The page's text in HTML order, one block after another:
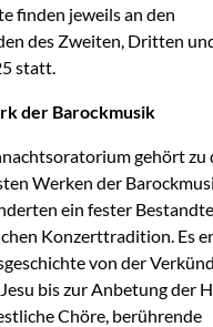
finden jeweils an den
des Zweiten, Dritten
statt.
der Barockmusik
gehört zu
Werken der
ein fester
Konzerttradition. Es
von der
bis zur Anbetung der
Chöre, berührende